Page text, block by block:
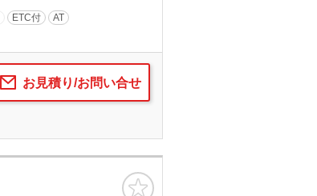
ETC付 AT
お見積り/お問い合せ